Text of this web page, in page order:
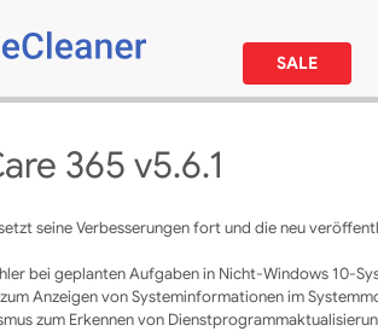
SALE
365 v5.6.1
seine Verbesserungen fort und die neu
bei geplanten Aufgaben in Nicht-Windows 10-
Anzeigen von Systeminformationen im
zum Erkennen von